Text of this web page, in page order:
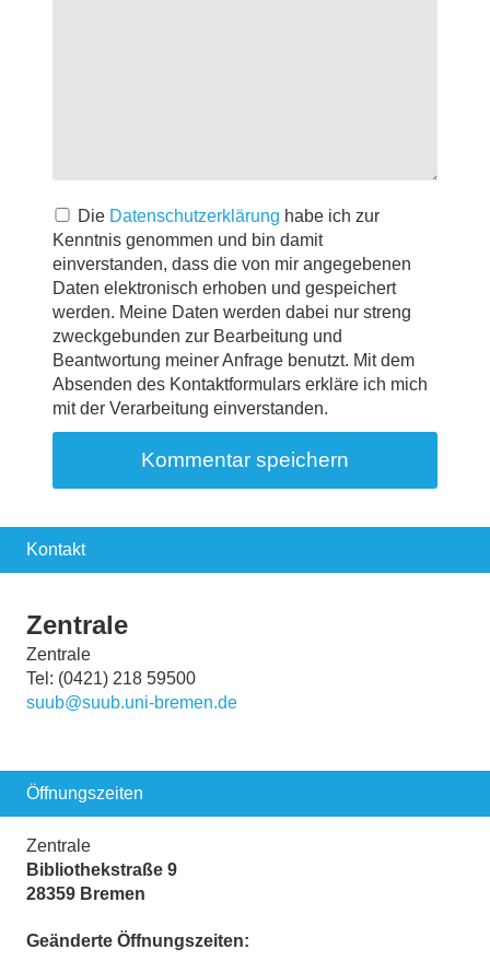
Die Datenschutzerklärung habe ich zur
Kenntnis genommen und bin damit
einverstanden, dass die von mir angegebenen
Daten elektronisch erhoben und gespeichert
werden. Meine Daten werden dabei nur streng
zweckgebunden zur Bearbeitung und
Beantwortung meiner Anfrage benutzt. Mit dem
Absenden des Kontaktformulars erkläre ich mich
mit der Verarbeitung einverstanden.
Kontakt
Zentrale
Zentrale
Tel: (0421) 218 59500
suub@suub.uni-bremen.de
Öffnungszeiten
Zentrale
Bibliothekstraße 9
28359 Bremen
Geänderte Öffnungszeiten: